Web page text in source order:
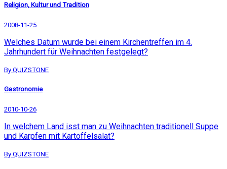
Religion, Kultur und Tradition
2008-11-25
Welches Datum wurde bei einem Kirchentreffen im 4.
Jahrhundert für Weihnachten festgelegt?
By QUIZSTONE
Gastronomie
2010-10-26
In welchem Land isst man zu Weihnachten traditionell Suppe
und Karpfen mit Kartoffelsalat?
By QUIZSTONE